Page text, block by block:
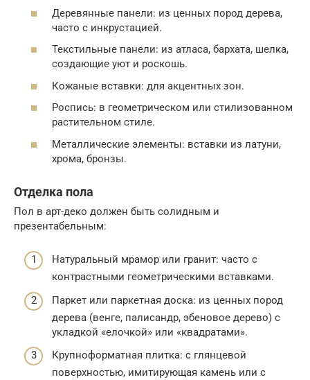
Деревянные панели: из ценных пород дерева,
часто с инкрустацией.
Текстильные панели: из атласа, бархата, шелка,
создающие уют и роскошь.
Кожаные вставки: для акцентных зон.
Роспись: в геометрическом или стилизованном
растительном стиле.
Металлические элементы: вставки из латуни,
хрома, бронзы.
Отделка пола
Пол в арт-деко должен быть солидным и
презентабельным:
Натуральный мрамор или гранит: часто с
контрастными геометрическими вставками.
Паркет или паркетная доска: из ценных пород
дерева (венге, палисандр, эбеновое дерево) с
укладкой «елочкой» или «квадратами».
Крупноформатная плитка: с глянцевой
поверхностью, имитирующая камень или с